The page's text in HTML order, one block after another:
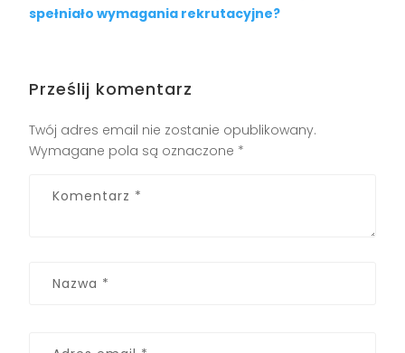
spełniało wymagania rekrutacyjne?
Prześlij komentarz
Twój adres email nie zostanie opublikowany.
Wymagane pola są oznaczone *